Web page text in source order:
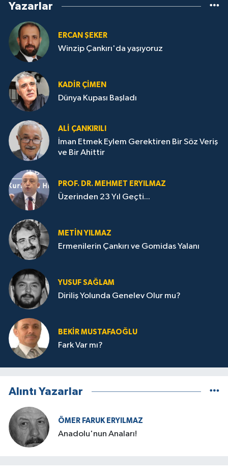
Yazarlar
ERCAN ŞEKER
Winzip Çankırı'da yaşıyoruz
KADIR ÇIMEN
Dünya Kupası Başladı
ALI ÇANKIRILI
İman Etmek Eylem Gerektiren Bir Söz Veriş
ve Bir Ahittir
PROF. DR. MEHMET ERYILMAZ
Üzerinden 23 Yıl Geçti...
METIN YILMAZ
Ermenilerin Çankırı ve Gomidas Yalanı
YUSUF SAĞLAM
Diriliş Yolunda Genelev Olur mu?
BEKIR MUSTAFAOĞLU
Fark Var mı?
Alıntı Yazarlar
ÖMER FARUK ERYILMAZ
Anadolu'nun Anaları!